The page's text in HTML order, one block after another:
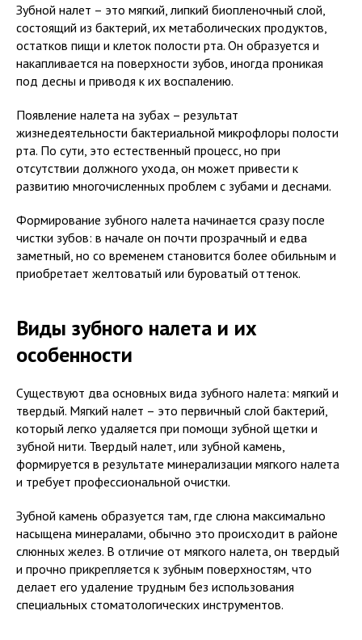
Зубной налет – это мягкий, липкий биопленочный слой,
состоящий из бактерий, их метаболических продуктов,
остатков пищи и клеток полости рта. Он образуется и
накапливается на поверхности зубов, иногда проникая
под десны и приводя к их воспалению.
Появление налета на зубах – результат
жизнедеятельности бактериальной микрофлоры полости
рта. По сути, это естественный процесс, но при
отсутствии должного ухода, он может привести к
развитию многочисленных проблем с зубами и деснами.
Формирование зубного налета начинается сразу после
чистки зубов: в начале он почти прозрачный и едва
заметный, но со временем становится более обильным и
приобретает желтоватый или буроватый оттенок.
Виды зубного налета и их
особенности
Существуют два основных вида зубного налета: мягкий и
твердый. Мягкий налет – это первичный слой бактерий,
который легко удаляется при помощи зубной щетки и
зубной нити. Твердый налет, или зубной камень,
формируется в результате минерализации мягкого налета
и требует профессиональной очистки.
Зубной камень образуется там, где слюна максимально
насыщена минералами, обычно это происходит в районе
слюнных желез. В отличие от мягкого налета, он твердый
и прочно прикрепляется к зубным поверхностям, что
делает его удаление трудным без использования
специальных стоматологических инструментов.